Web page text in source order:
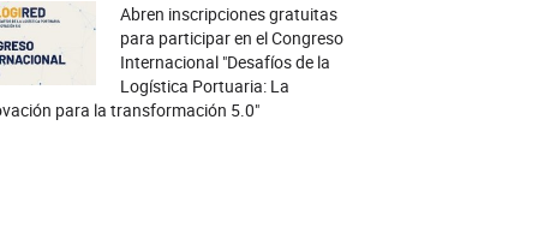
Abren inscripciones gratuitas
para participar en el Congreso
Internacional "Desafíos de la
Logística Portuaria: La
para la transformación 5.0"